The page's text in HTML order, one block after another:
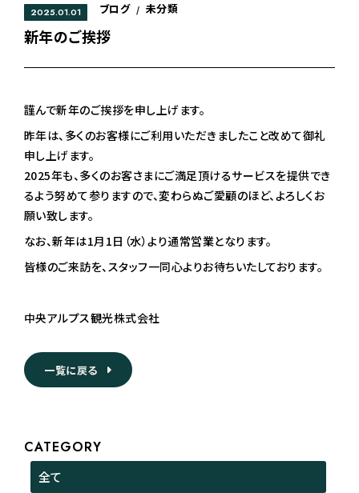
2025.01.01 ブログ / 未分類
新年のご挨拶
謹んで新年のご挨拶を申し上げます。
昨年は、多くのお客様にご利用いただきましたこと改めて御礼
申し上げます。
2025年も、多くのお客さまにご満足頂けるサービスを提供でき
るよう努めて参りますので、変わらぬご愛顧のほど、よろしくお
願い致します。
なお、新年は1月1日（水）より通常営業となります。
皆様のご来訪を、スタッフ一同心よりお待ちいたしております。
中央アルプス観光株式会社
一覧に戻る
CATEGORY
全て